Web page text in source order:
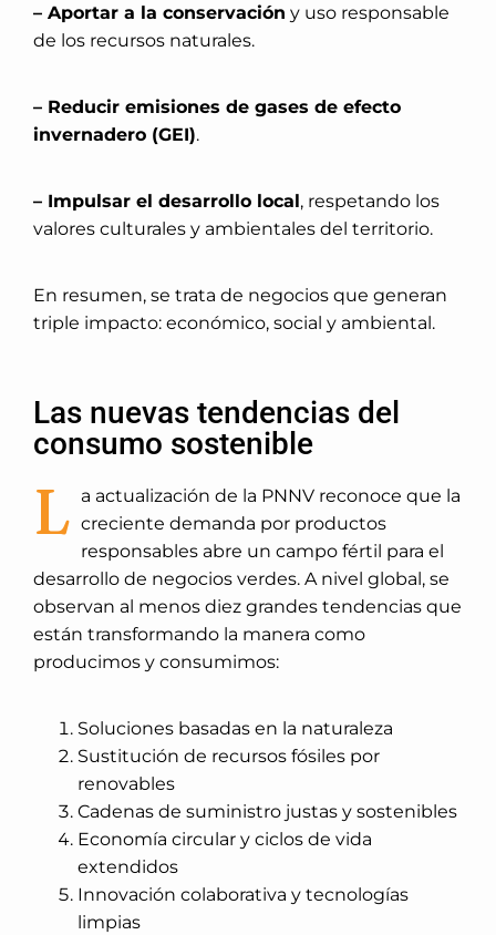
– Aportar a la conservación y uso responsable
de los recursos naturales.
– Reducir emisiones de gases de efecto
invernadero (GEI).
– Impulsar el desarrollo local, respetando los
valores culturales y ambientales del territorio.
En resumen, se trata de negocios que generan
triple impacto: económico, social y ambiental.
Las nuevas tendencias del
consumo sostenible
L a actualización de la PNNV reconoce que la
creciente demanda por productos
responsables abre un campo fértil para el
desarrollo de negocios verdes. A nivel global, se
observan al menos diez grandes tendencias que
están transformando la manera como
producimos y consumimos:
Soluciones basadas en la naturaleza
Sustitución de recursos fósiles por
renovables
Cadenas de suministro justas y sostenibles
Economía circular y ciclos de vida
extendidos
Innovación colaborativa y tecnologías
limpias